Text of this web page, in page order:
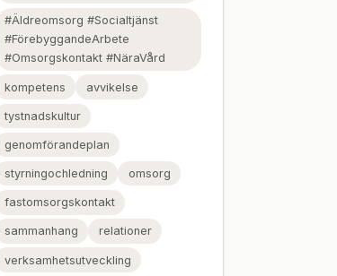
#Äldreomsorg #Socialtjänst
#FörebyggandeArbete
#Omsorgskontakt #NäraVård
kompetens avvikelse
tystnadskultur
genomförandeplan
styrningochledning omsorg
fastomsorgskontakt
sammanhang relationer
verksamhetsutveckling